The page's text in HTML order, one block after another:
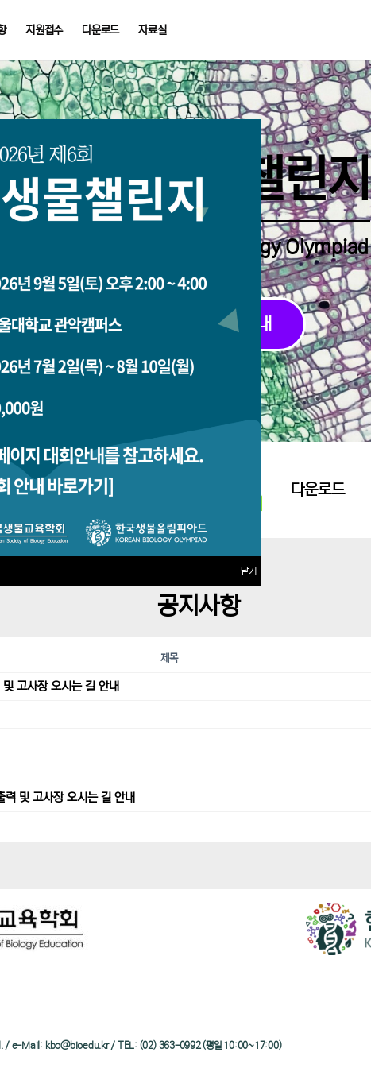
지원접수 다운로드 자료실
중학생생물챌린지
Middle School Korea Biology Olympiad
2026 대회 접수 안내
지원접수 다운로드
공지사항
제목
고사장 오시는 길 안내
및 고사장 오시는 길 안내
/ e-Mail: kbo@bioedu.kr / TEL: (02) 363-0992 (평일 10:00~17:00)
닫기